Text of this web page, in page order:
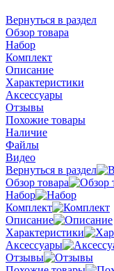
Вернуться в раздел
Обзор товара
Набор
Комплект
Описание
Характеристики
Аксессуары
Отзывы
Похожие товары
Наличие
Файлы
Видео
Вернуться в раздел
Обзор товара
Набор
Комплект
Описание
Характеристики
Аксессуары
Отзывы